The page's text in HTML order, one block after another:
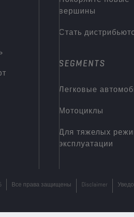
вершины
Стать
SEGMENTS
Легковые
Мотоциклы
Для тяжелых
эксплуатации
Все права защищены Disclaimer